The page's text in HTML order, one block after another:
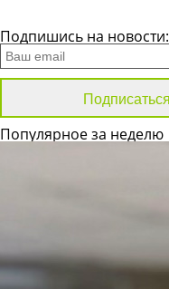
Подпишись на новости:
Популярное за неделю